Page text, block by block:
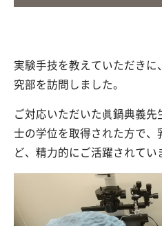
実験手技を教えていただき
究部を訪問しました。
ご対応いただいた眞鍋典義先
士の学位を取得された方で、
ど、精力的にご活躍されてい